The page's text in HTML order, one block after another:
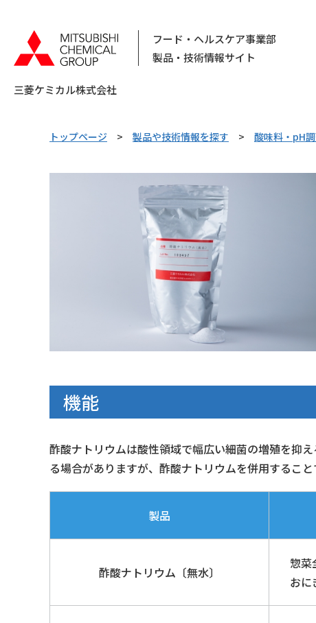
フード・ヘルスケア事業部
製品・技術情報サイト
三菱ケミカル株式会社
キーワードで検索する
カテゴリから探す 素材から探す 用途
乳化剤製剤 酸化防止剤
ピックアップ情報
コラム
トップページ 製品や技術情報を探す 酸味料・pH
機能
酢酸ナトリウムは酸性領域で幅広い細菌の増殖を抑
る場合がありますが、酢酸ナトリウムを併用するこ
製品
酢酸ナトリウム〔無水〕
惣菜
おに